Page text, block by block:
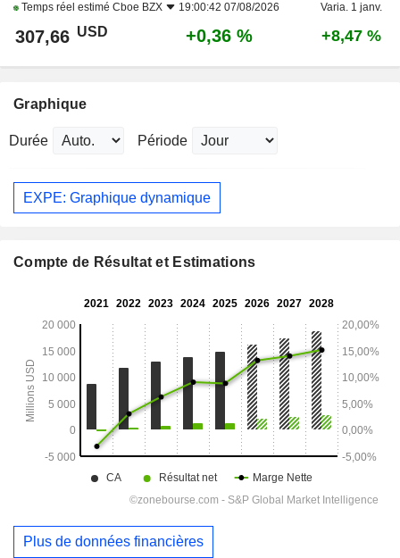
Temps réel estimé Cboe BZX 19:00:42 07/08/2026 Varia. 1 janv.
307,66 USD +0,36 % +8,47 %
Graphique
Durée Période
EXPE: Graphique dynamique
Compte de Résultat et Estimations
Plus de données financières